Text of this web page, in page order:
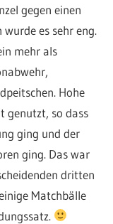
gegen einen
es sehr eng.
mehr als
Hohe
genutzt, so dass
ging und der
ging. Das war
dritten
Matchbälle